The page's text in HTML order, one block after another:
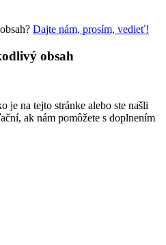
Dajte nám, prosím, vedieť!
obsah
je na tejto stránke alebo ste našli
ak nám pomôžete s doplnením